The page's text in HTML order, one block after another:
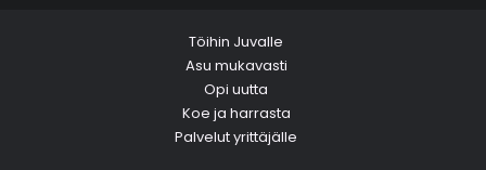
Töihin Juvalle
Asu mukavasti
Opi uutta
Koe ja harrasta
Palvelut yrittäjälle